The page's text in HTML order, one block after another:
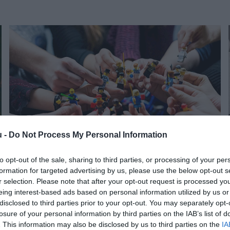
- Do Not Process My Personal Information
opt-out of the sale, sharing to third parties, or processing of your
for targeted advertising by us, please use the below opt-out
selection. Please note that after your opt-out request is processed
interest-based ads based on personal information utilized by us
to third parties prior to your opt-out. You may separately
of your personal information by third parties on the IAB’s list of
This information may also be disclosed by us to third parties on the
PIACOK
Az elmúlt évet pénzügyileg is jól összerakta a
LEGO
A LEGO-csoport a játékpiac teljesítményét felülmúló növekedést